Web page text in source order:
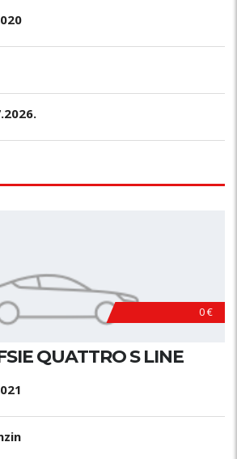
0 €
QUATTRO S LINE